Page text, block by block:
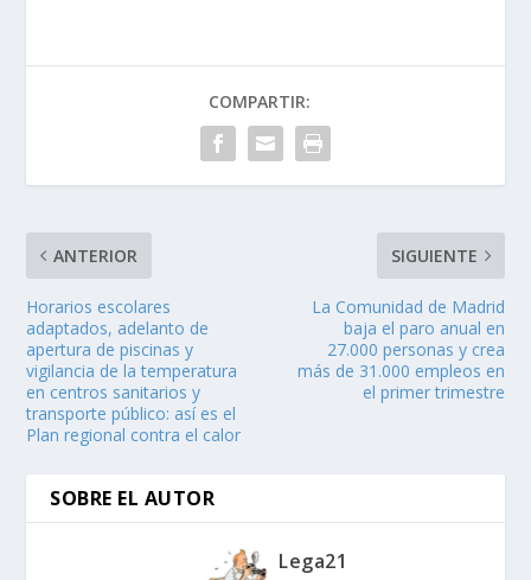
COMPARTIR:
ANTERIOR
Horarios escolares
adaptados, adelanto de
apertura de piscinas y
vigilancia de la temperatura
en centros sanitarios y
transporte público: así es el
Plan regional contra el calor
SIGUIENTE
La Comunidad de Madrid
baja el paro anual en
27.000 personas y crea
más de 31.000 empleos en
el primer trimestre
SOBRE EL AUTOR
Lega21